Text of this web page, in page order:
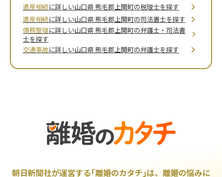
遺産相続に詳しい山口県 熊毛郡上関町の税理士を探す
遺産相続に詳しい山口県 熊毛郡上関町の司法書士を探す
債務整理に詳しい山口県 熊毛郡上関町の弁護士・司法書
士を探す
交通事故に詳しい山口県 熊毛郡上関町の弁護士を探す
朝日新聞社が運営する｢離婚のカタチ｣は、離婚の悩みに